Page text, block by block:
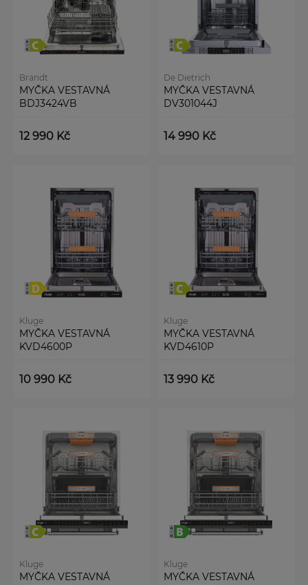
Brandt
MYČKA VESTAVNÁ
BDJ3424VB
12 990 Kč
De Dietrich
MYČKA VESTAVNÁ
DV301044J
14 990 Kč
Kluge
MYČKA VESTAVNÁ
KVD4600P
10 990 Kč
Kluge
MYČKA VESTAVNÁ
KVD4610P
13 990 Kč
Kluge
MYČKA VESTAVNÁ
Kluge
MYČKA VESTAVNÁ